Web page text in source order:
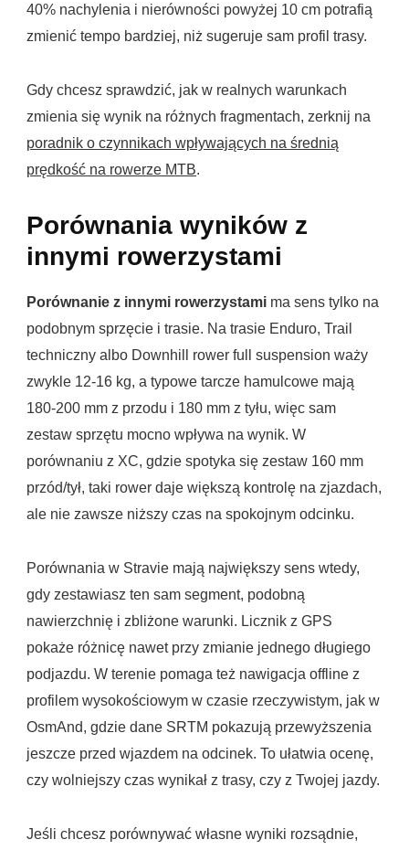
40% nachylenia i nierówności powyżej 10 cm potrafią
zmienić tempo bardziej, niż sugeruje sam profil trasy.
Gdy chcesz sprawdzić, jak w realnych warunkach
zmienia się wynik na różnych fragmentach, zerknij na
poradnik o czynnikach wpływających na średnią
prędkość na rowerze MTB.
Porównania wyników z
innymi rowerzystami
Porównanie z innymi rowerzystami ma sens tylko na
podobnym sprzęcie i trasie. Na trasie Enduro, Trail
techniczny albo Downhill rower full suspension waży
zwykle 12-16 kg, a typowe tarcze hamulcowe mają
180-200 mm z przodu i 180 mm z tyłu, więc sam
zestaw sprzętu mocno wpływa na wynik. W
porównaniu z XC, gdzie spotyka się zestaw 160 mm
przód/tył, taki rower daje większą kontrolę na zjazdach,
ale nie zawsze niższy czas na spokojnym odcinku.
Porównania w Stravie mają największy sens wtedy,
gdy zestawiasz ten sam segment, podobną
nawierzchnię i zbliżone warunki. Licznik z GPS
pokaże różnicę nawet przy zmianie jednego długiego
podjazdu. W terenie pomaga też nawigacja offline z
profilem wysokościowym w czasie rzeczywistym, jak w
OsmAnd, gdzie dane SRTM pokazują przewyższenia
jeszcze przed wjazdem na odcinek. To ułatwia ocenę,
czy wolniejszy czas wynikał z trasy, czy z Twojej jazdy.
Jeśli chcesz porównywać własne wyniki rozsądnie,